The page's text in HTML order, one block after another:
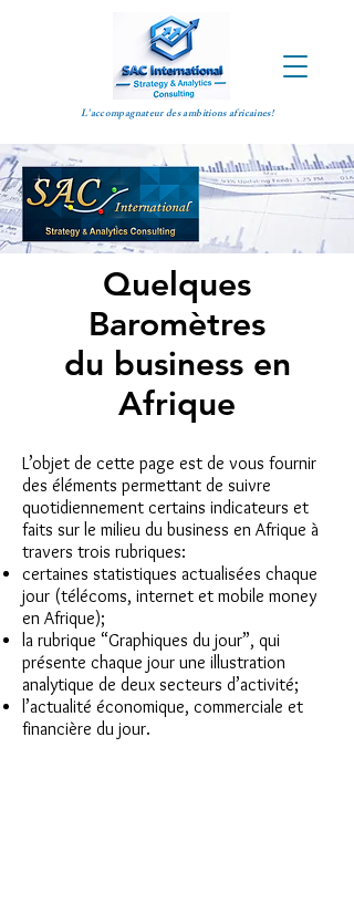
L'accompagnateur des ambitions africaines!
Quelques
Baromètres
du business en
Afrique
L’objet de cette page est de vous fournir
des éléments permettant de suivre
quotidiennement certains indicateurs et
faits sur le milieu du business en Afrique à
travers trois rubriques:
certaines statistiques actualisées chaque
jour (télécoms, internet et mobile money
en Afrique);
la rubrique “Graphiques du jour”, qui
présente chaque jour une illustration
analytique de deux secteurs d’activité;
l’actualité économique, commerciale et
financière du jour.